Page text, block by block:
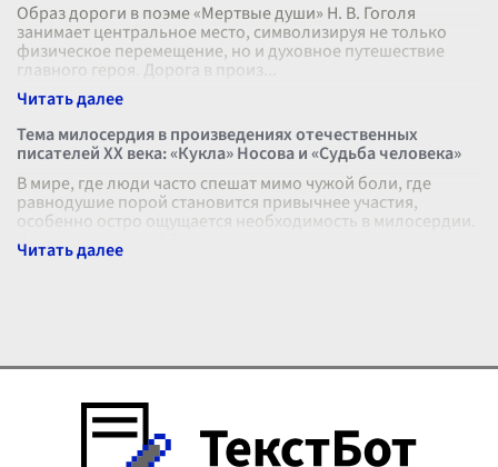
Образ дороги в поэме «Мертвые души» Н. В. Гоголя
занимает центральное место, символизируя не только
физическое перемещение, но и духовное путешествие
главного героя. Дорога в произ
Тема милосердия в произведениях отечественных
писателей XX века: «Кукла» Носова и «Судьба человека»
В мире, где люди часто спешат мимо чужой боли, где
равнодушие порой становится привычнее участия,
особенно остро ощущается необходимость в милосердии.
Что это за чувство? Это не пр